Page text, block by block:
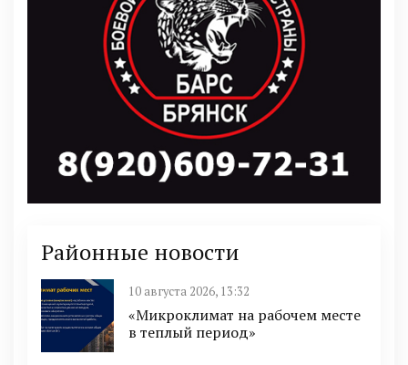
Районные новости
10 августа 2026, 13:32
«Микроклимат на рабочем месте
в теплый период»